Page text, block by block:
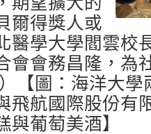
爾得獎人或
醫學大學閻雲校
會會務昌隆，為
【圖：海洋大
飛航國際股份有
與葡萄美酒】